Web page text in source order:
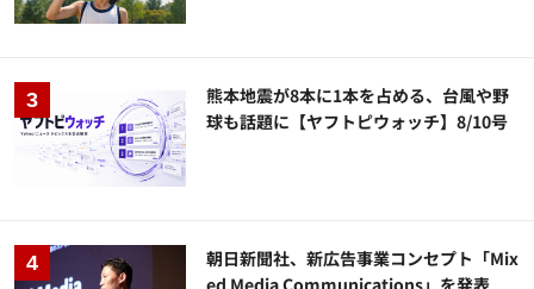
熊本地震が8本に1本を占める、台風や野
球も話題に【ヤフトピウォッチ】8/10号
朝日新聞社、新広告事業コンセプト「Mix
ed Media Communications」を発表